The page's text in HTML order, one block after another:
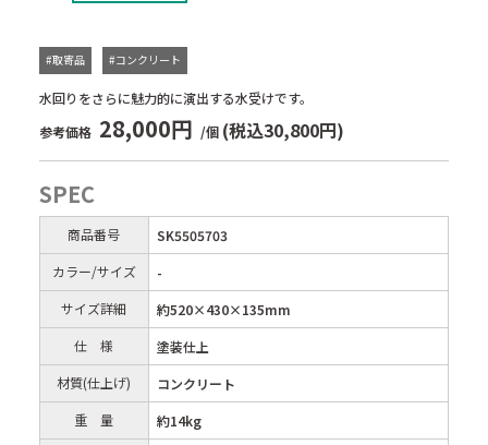
水回りをさらに魅力的に演出する水受けです。
#取寄品 #コンクリート
参考価格 28,000円 /個 (税込30,800円)
SPEC
商品番号
SK5505703
カラー/サイズ
-
サイズ詳細
約520×430×135mm
仕 様
塗装仕上
材質(仕上げ)
コンクリート
重 量
約14kg